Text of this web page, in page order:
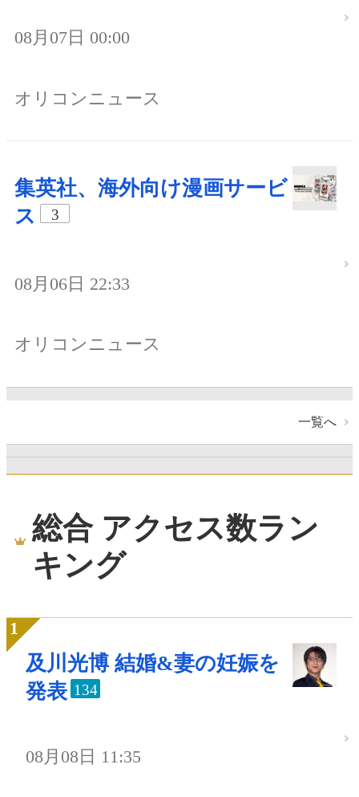
08月07日 00:00
オリコンニュース
集英社、海外向け漫画サービ
ス
3
08月06日 22:33
オリコンニュース
一覧へ
総合 アクセス数ラン
キング
及川光博 結婚&妻の妊娠を
発表 134
08月08日 11:35